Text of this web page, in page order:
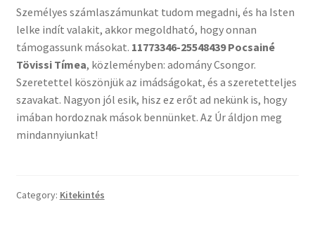
Személyes számlaszámunkat tudom megadni, és ha Isten
lelke indít valakit, akkor megoldható, hogy onnan
támogassunk másokat. 11773346-25548439 Pocsainé
Tövissi Tímea, közleményben: adomány Csongor.
Szeretettel köszönjük az imádságokat, és a szeretetteljes
szavakat. Nagyon jól esik, hisz ez erőt ad nekünk is, hogy
imában hordoznak mások bennünket. Az Úr áldjon meg
mindannyiunkat!
Category: Kitekintés